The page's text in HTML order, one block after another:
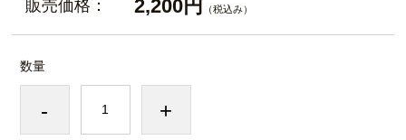
販売価格： 2,200円 （税込み）
数量
- +